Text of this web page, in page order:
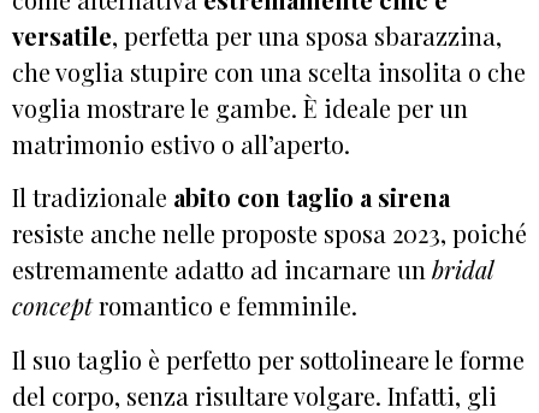
versatile, perfetta per una sposa sbarazzina,
che voglia stupire con una scelta insolita o che
voglia mostrare le gambe. È ideale per un
matrimonio estivo o all’aperto.
Il tradizionale abito con taglio a sirena
resiste anche nelle proposte sposa 2023, poiché
estremamente adatto ad incarnare un bridal
conceptromantico e femminile.
Il suo taglio è perfetto per sottolineare le forme
del corpo, senza risultare volgare. Infatti, gli